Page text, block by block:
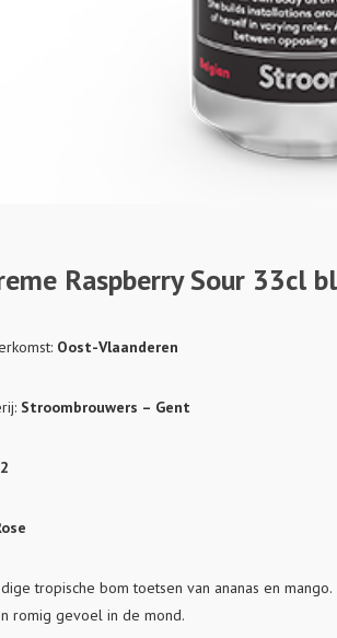
Raspberry Sour 33cl
Oost-Vlaanderen
Stroombrouwers – Gent
tropische bom toetsen van ananas en mango.
romig gevoel in de mond.